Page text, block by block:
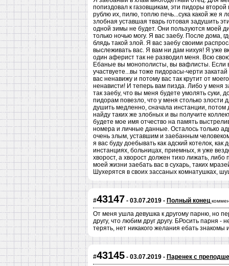
попиздовал к газовщикам, эти пидоры
рублю их, пилю, топлю печь...сука какой же
злобная уставшая тварь готовая задушить
одной зимы не будет. Они пользуются моей
только ночью могу. Я вас заебу. После дома,
блядь такой злой. Я вас заебу своими
выслеживать вас. Я вам ни дам нихуя! Я уже
один аферист так не разводил меня. Всю
Ебаные вы монополисты, вы вафлисты. Если
участвуете...вы тоже пидорасы-черти
вас ненавижу и потому вас так крутит от
ненависти! И теперь вам пизда. Либо у меня
так заебу, что вы меня будете умолять суки,
пидорам повезло, что у меня столько злости
душить медленно, сначала инстанции,
найду таких же злобных и вы получите
будете мое имя отчество на память
номера и личные данные. Осталось только
очень злым, уставшим и заебанным
я вас буду доебывать как адский котелок,
инстанциях, больницах, приемных, я уже
хворост, а хворост должен тихо лижать,
моей жизни заебать вас в сухарь, таких
Шухерятся в своих зассаных комнатушках,
#43147 - 03.07.2019 - Полный конец
От меня ушла девушка к другому парню, но
другу, что любим друг другу. БРосить парня -
терять, нет никакого желания ебать
#43145- 03.07.2019 - Паренек с